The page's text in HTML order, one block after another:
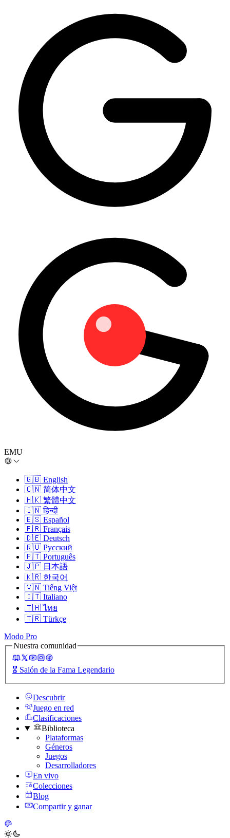
EMU
🇬🇧 English
🇨🇳 简体中文
🇭🇰 繁體中文
🇮🇳 हिन्दी
🇪🇸 Español
🇫🇷 Français
🇩🇪 Deutsch
🇷🇺 Русский
🇵🇹 Português
🇯🇵 日本語
🇰🇷 한국어
🇻🇳 Tiếng Việt
🇮🇹 Italiano
🇹🇭 ไทย
🇹🇷 Türkçe
Modo Pro
Nuestra comunidad
🎖️ Salón de la Fama Legendario
Descubrir
Juego en red
Clasificaciones
Biblioteca
Plataformas
Géneros
Juegos
Desarrolladores
En vivo
Colecciones
Blog
Compartir y ganar